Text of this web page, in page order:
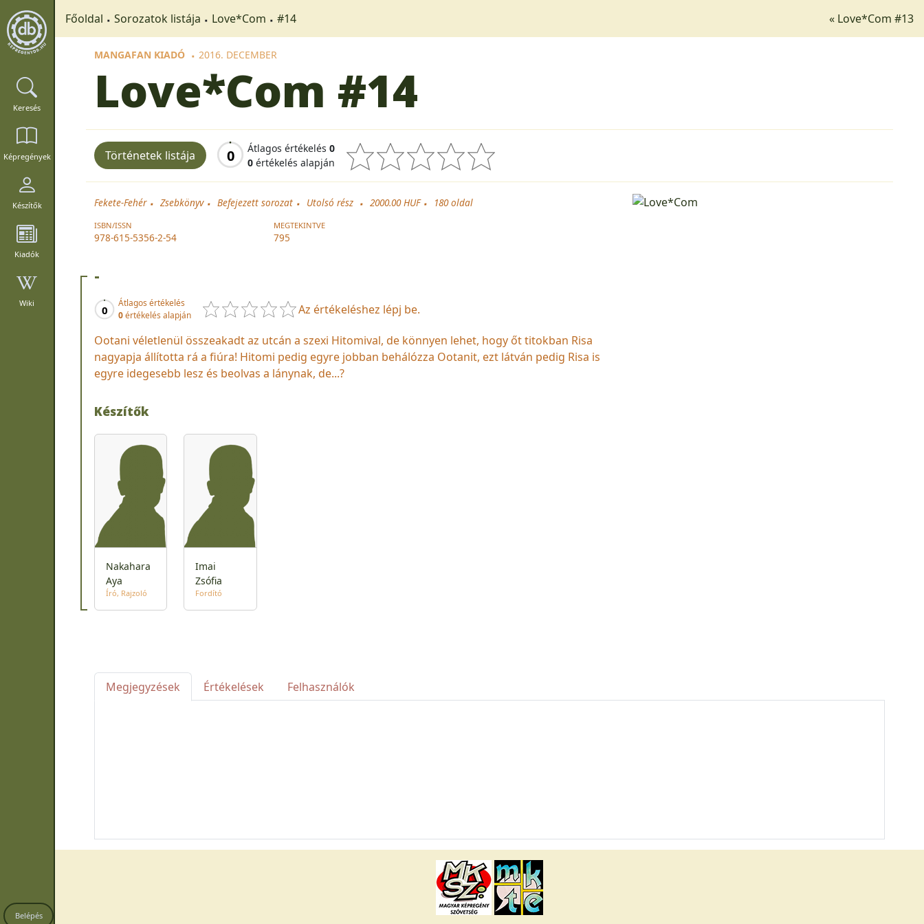
Keresés
Képregények
Készítők
Kiadók
Wiki
Belépés
Főoldal Sorozatok listája Love*Com #14 « Love*Com #13
MANGAFAN KIADÓ 2016. DECEMBER
Love*Com #14
Történetek listája 0 Átlagos értékelés 0
0 értékelés alapján
Fekete-Fehér Zsebkönyv Befejezett sorozat Utolsó rész 2000.00 HUF 180oldal
ISBN/ISSN
978-615-5356-2-54
MEGTEKINTVE
795
-
0
Átlagos értékelés
0értékelés alapján Az értékeléshez lépj be.
Ootani véletlenül összeakadt az utcán a szexi Hitomival, de könnyen lehet, hogy őt titokban Risa
nagyapja állította rá a fiúra! Hitomi pedig egyre jobban behálózza Ootanit, ezt látván pedig Risa is
egyre idegesebb lesz és beolvas a lánynak, de...?
Készítők
Nakahara
Aya
Író Rajzoló
Imai
Zsófia
Fordító
Megjegyzések Értékelések Felhasználók